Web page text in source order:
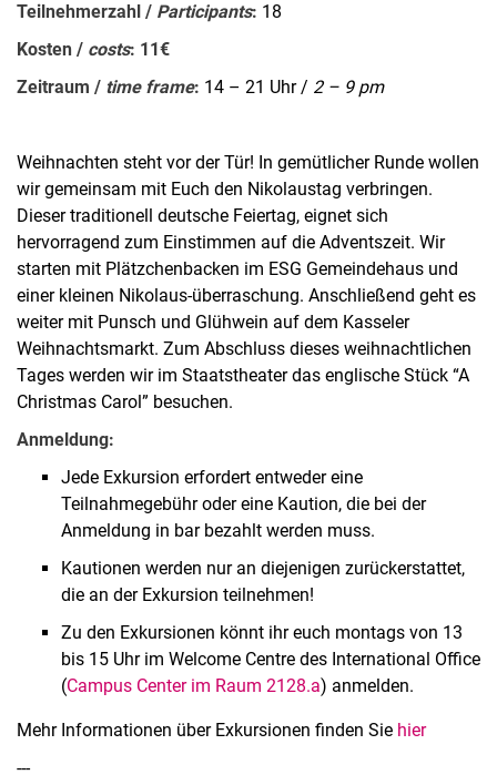
Teilnehmerzahl / Participants: 18
Kosten / costs: 11€
Zeitraum / time frame: 14 – 21 Uhr / 2 – 9 pm
Weihnachten steht vor der Tür! In gemütlicher Runde wollen
wir gemeinsam mit Euch den Nikolaustag verbringen.
Dieser traditionell deutsche Feiertag, eignet sich
hervorragend zum Einstimmen auf die Adventszeit. Wir
starten mit Plätzchenbacken im ESG Gemeindehaus und
einer kleinen Nikolaus-überraschung. Anschließend geht es
weiter mit Punsch und Glühwein auf dem Kasseler
Weihnachtsmarkt. Zum Abschluss dieses weihnachtlichen
Tages werden wir im Staatstheater das englische Stück “A
Christmas Carol” besuchen.
Anmeldung:
Jede Exkursion erfordert entweder eine
Teilnahmegebühr oder eine Kaution, die bei der
Anmeldung in bar bezahlt werden muss.
Kautionen werden nur an diejenigen zurückerstattet,
die an der Exkursion teilnehmen!
Zu den Exkursionen könnt ihr euch montags von 13
bis 15 Uhr im Welcome Centre des International Office
(Campus Center im Raum 2128.a) anmelden.
Mehr Informationen über Exkursionen finden Sie hier
---